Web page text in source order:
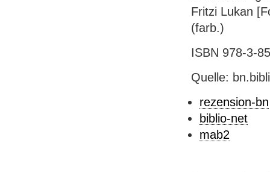
Fritzi Lukan
(farb.)
ISBN 978-3-
Quelle:
rezension-bn
biblio-net
mab2